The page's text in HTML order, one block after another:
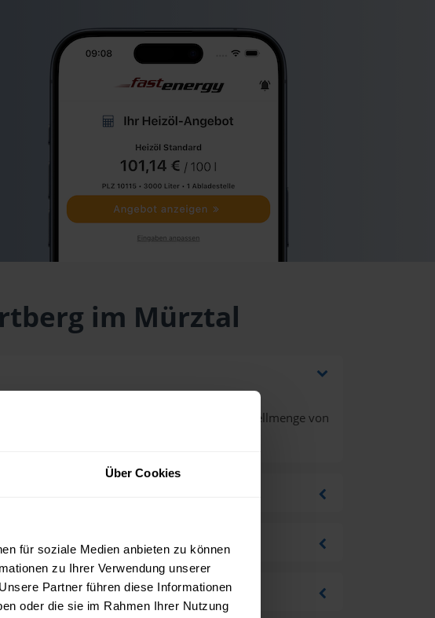
Über Cookies
für soziale Medien anbieten zu können
zu Ihrer Verwendung unserer
Partner führen diese Informationen
oder die sie im Rahmen Ihrer Nutzung
im Mürztal
Lieferung und Mehrwertsteuer bei einer Bestellmenge von